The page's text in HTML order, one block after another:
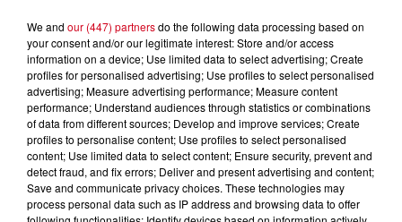
RDC Podcast Rétro Accordéon
RDC Radio Couserans
Retro Accordeon
0:00 1 h 17 min
We and our (447) partnersdo the following data processing based on
your consent and/or our legitimate interest: Store and/or access
information on a device; Use limited data to select advertising; Create
profiles for personalised advertising; Use profiles to select personalised
advertising; Measure advertising performance; Measure content
performance; Understand audiences through statistics or combinations
of data from different sources; Develop and improve services; Create
profiles to personalise content; Use profiles to select personalised
content; Use limited data to select content; Ensure security, prevent and
detect fraud, and fix errors; Deliver and present advertising and content;
Save and communicate privacy choices. These technologies may
process personal data such as IP address and browsing data to offer